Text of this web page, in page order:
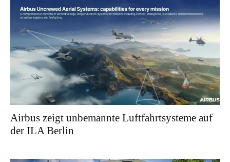
Airbus zeigt unbemannte Luftfahrtsysteme auf
der ILA Berlin